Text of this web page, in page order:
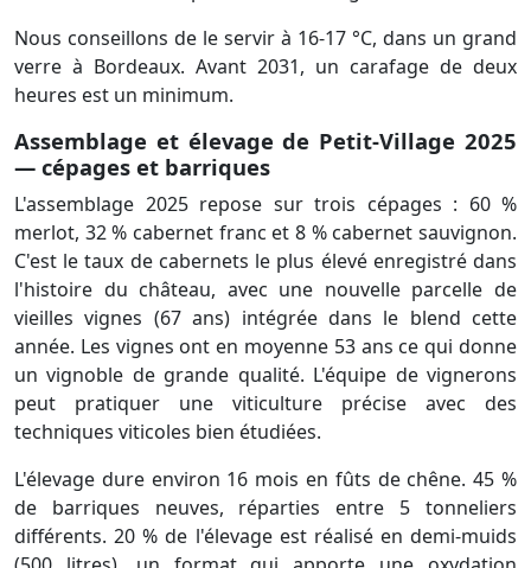
Nous conseillons de le servir à 16-17 °C, dans un grand
verre à Bordeaux. Avant 2031, un carafage de deux
heures est un minimum.
Assemblage et élevage de Petit-Village 2025
— cépages et barriques
L'assemblage 2025 repose sur trois cépages : 60 %
merlot, 32 % cabernet franc et 8 % cabernet sauvignon.
C'est le taux de cabernets le plus élevé enregistré dans
l'histoire du château, avec une nouvelle parcelle de
vieilles vignes (67 ans) intégrée dans le blend cette
année. Les vignes ont en moyenne 53 ans ce qui donne
un vignoble de grande qualité. L'équipe de vignerons
peut pratiquer une viticulture précise avec des
techniques viticoles bien étudiées.
L'élevage dure environ 16 mois en fûts de chêne. 45 %
de barriques neuves, réparties entre 5 tonneliers
différents. 20 % de l'élevage est réalisé en demi-muids